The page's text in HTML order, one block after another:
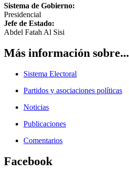
Sistema de Gobierno:
Presidencial
Jefe de Estado:
Abdel Fatah Al Sisi
Más información sobre...
Sistema Electoral
Partidos y asociaciones políticas
Noticias
Publicaciones
Comentarios
Facebook